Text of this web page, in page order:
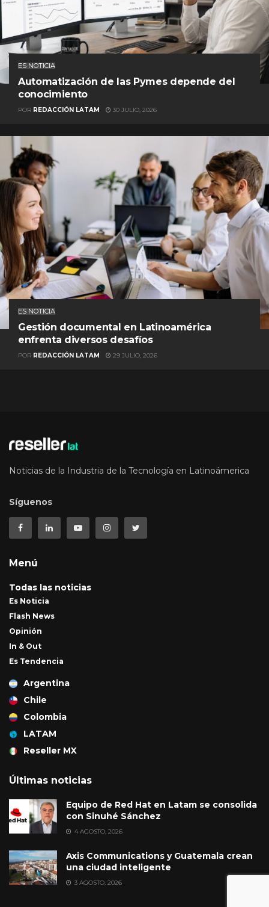
ES NOTICIA
Automatización de las Pymes depende del
conocimiento
POR REDACCIÓN LATAM 30 JULIO, 2026
ES NOTICIA
Gestión documental en Latinoamérica
enfrenta diversos desafíos
POR REDACCIÓN LATAM 29 JULIO, 2026
Noticias de la Industria de la Tecnología en Latinoámerica
Síguenos
Menú
Todas las noticias
Es Noticia
Flash News
Opinión
In & Out
Es Tendencia
Argentina
Chile
Colombia
LATAM
Reseller MX
Últimas noticias
Equipo de Red Hat en Latam se consolida
con Sinuhé Sánchez
4 AGOSTO, 2026
Axis Communications y Guatemala crean
una ciudad inteligente
3 AGOSTO, 2026